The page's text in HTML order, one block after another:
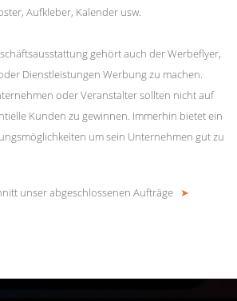
Aufkleber, Kalender usw.
gehört auch der Werbeflyer,
Dienstleistungen Werbung zu machen.
oder Veranstalter sollten nicht auf
Kunden zu gewinnen. Immerhin bietet ein
um sein Unternehmen gut zu
unser abgeschlossenen Aufträge ➤